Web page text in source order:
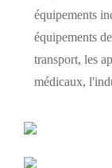
équipements
équipements
transport, les
médicaux,